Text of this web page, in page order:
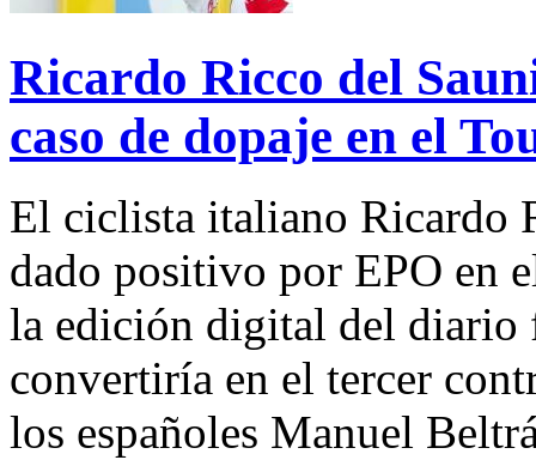
Ricardo Ricco del
caso de dopaje en el
El ciclista italiano Ricardo
dado positivo por EPO en
la edición digital del diario
convertiría en el tercer
los españoles Manuel